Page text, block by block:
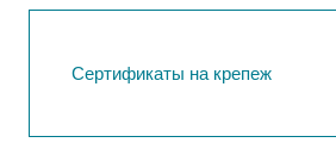
Сертификаты на крепеж